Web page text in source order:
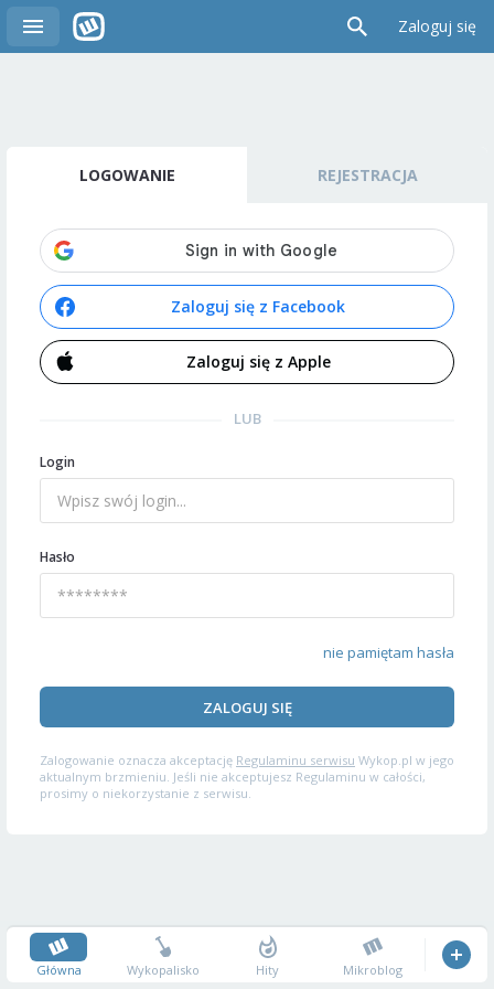
Zaloguj się
LOGOWANIE REJESTRACJA
Zaloguj się z Facebook
Zaloguj się z Apple
LUB
Login
Hasło
nie pamiętam hasła
ZALOGUJ SIĘ
Zalogowanie oznacza akceptację Regulaminu serwisu Wykop.pl w jego
aktualnym brzmieniu. Jeśli nie akceptujesz Regulaminu w całości,
prosimy o niekorzystanie z serwisu.
Główna Wykopalisko Hity Mikroblog